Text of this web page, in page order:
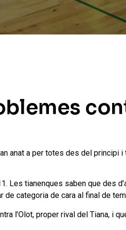
anat a per totes des del principi
tianenques saben que des
de categoria de cara al final de
l’Olot, proper rival del Tiana, i